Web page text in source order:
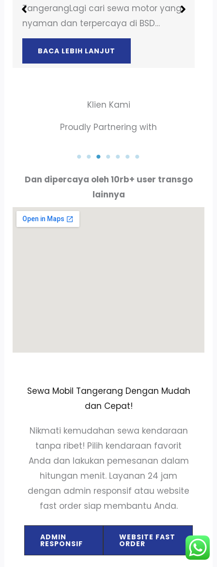
TangerangLagi cari sewa mobil yang
nyaman dan terpercaya di
Tangerang? PT….
BACA LEBIH LANJUT
Klien Kami
Proudly Partnering with
Dan dipercaya oleh 10rb+ user transgo
lainnya
Sewa Mobil Tangerang Dengan Mudah
dan Cepat!
Nikmati kemudahan sewa kendaraan
tanpa ribet! Pilih kendaraan favorit
Anda dan lakukan pemesanan dalam
hitungan menit. Layanan 24 jam
dengan admin responsif atau website
fast order siap membantu Anda.
ADMIN
RESPONSIF
WEBSITE FAST
ORDER